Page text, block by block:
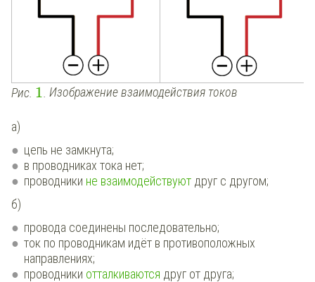
Рис. 1 Изображение взаимодействия токов
а)
цепь не замкнута;
в проводниках тока нет;
проводники не взаимодействуют друг с другом;
б)
провода соединены последовательно;
ток по проводникам идёт в противоположных
направлениях;
проводники отталкиваются друг от друга;